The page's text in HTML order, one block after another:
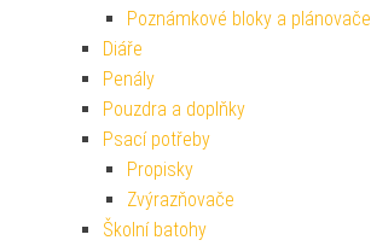
Poznámkové bloky a plánovače
Diáře
Penály
Pouzdra a doplňky
Psací potřeby
Propisky
Zvýrazňovače
Školní batohy